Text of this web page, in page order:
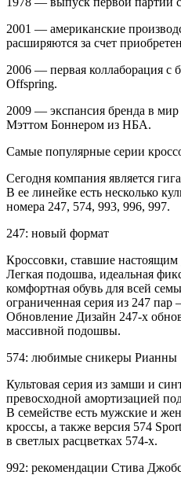
2001 — американские
расширяются за счет
2006 — первая коллаборация с
Offspring.
2009 — экспансия бренда в мир
Мэттом Боннером из НБА.
Самые популярные серии
Сегодня компания является
В ее линейке есть несколько
номера 247, 574, 993, 996, 997.
247: новый формат
Кроссовки, ставшие настоящим
Легкая подошва, идеальная
комфортная обувь для всей
ограниченная серия из 247
Обновление Дизайн 247-х
массивной подошвы.
574: любимые сникеры Рианны
Культовая серия из замши и
превосходной амортизацией
В семействе есть мужские и
кроссы, а также версия 574
в светлых расцветках 574-х.
992: рекомендации Стива